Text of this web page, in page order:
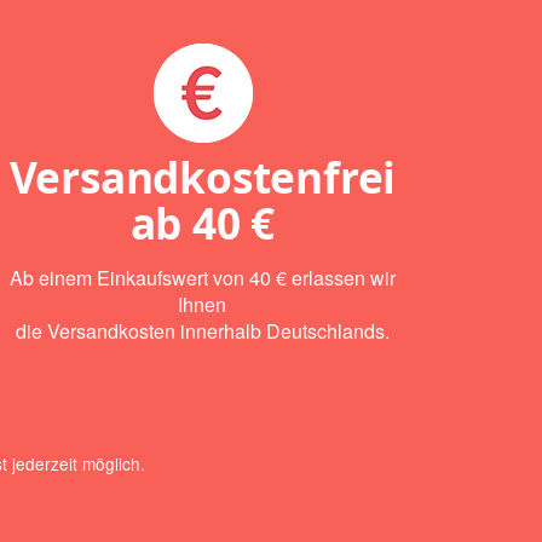
Versandkostenfrei
ab 40 €
Ab einem Einkaufswert von 40 € erlassen wir
Ihnen
die Versandkosten innerhalb Deutschlands.
jederzeit möglich.